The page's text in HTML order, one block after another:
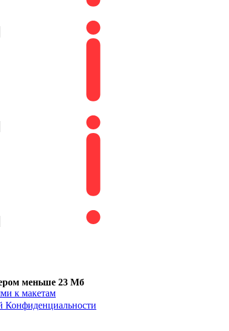
меньше 23 Мб
к макетам
Конфиденциальности